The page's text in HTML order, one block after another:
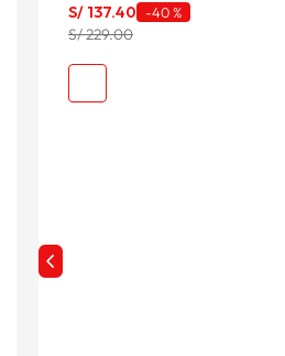
S/ 137.40 -40 %
S/ 229.00